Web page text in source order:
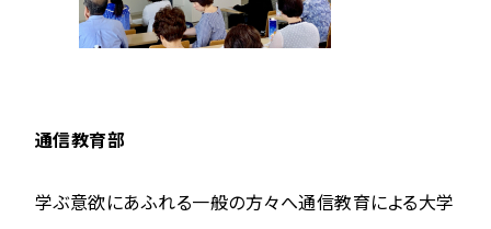
通信教育部
学ぶ意欲にあふれる一般の方々へ通信教育による大学